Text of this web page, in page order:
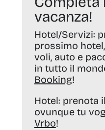
vacanza!
Hotel/Servizi:
prossimo
voli, auto e
in tutto il
Booking!
Hotel: prenota
ovunque tu
Vrbo!